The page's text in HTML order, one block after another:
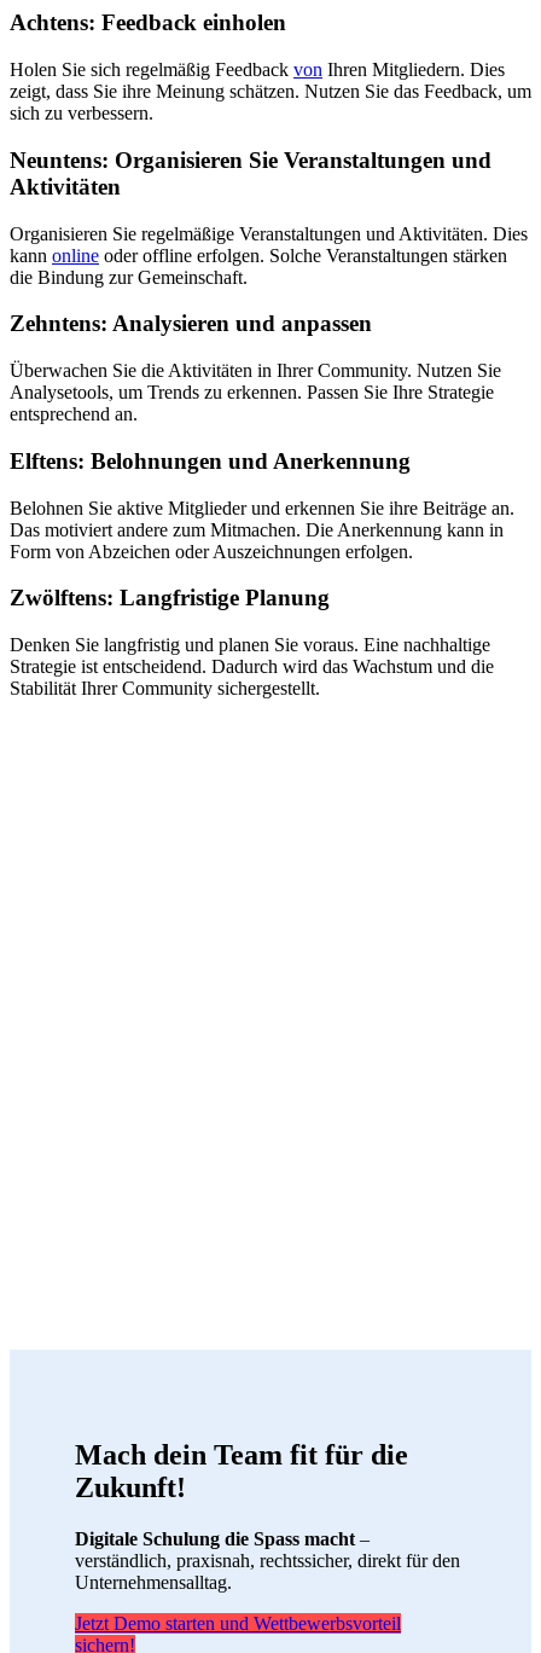
Achtens: Feedback einholen
Holen Sie sich regelmäßig Feedback von Ihren Mitgliedern. Dies
zeigt, dass Sie ihre Meinung schätzen. Nutzen Sie das Feedback, um
sich zu verbessern.
Neuntens: Organisieren Sie Veranstaltungen und
Aktivitäten
Organisieren Sie regelmäßige Veranstaltungen und Aktivitäten. Dies
kann online oder offline erfolgen. Solche Veranstaltungen stärken
die Bindung zur Gemeinschaft.
Zehntens: Analysieren und anpassen
Überwachen Sie die Aktivitäten in Ihrer Community. Nutzen Sie
Analysetools, um Trends zu erkennen. Passen Sie Ihre Strategie
entsprechend an.
Elftens: Belohnungen und Anerkennung
Belohnen Sie aktive Mitglieder und erkennen Sie ihre Beiträge an.
Das motiviert andere zum Mitmachen. Die Anerkennung kann in
Form von Abzeichen oder Auszeichnungen erfolgen.
Zwölftens: Langfristige Planung
Denken Sie langfristig und planen Sie voraus. Eine nachhaltige
Strategie ist entscheidend. Dadurch wird das Wachstum und die
Stabilität Ihrer Community sichergestellt.
Mach dein Team fit für die
Zukunft!
Digitale Schulung die Spass macht –
verständlich, praxisnah, rechtssicher, direkt für den
Unternehmensalltag.
Jetzt Demo starten und Wettbewerbsvorteil
sichern!